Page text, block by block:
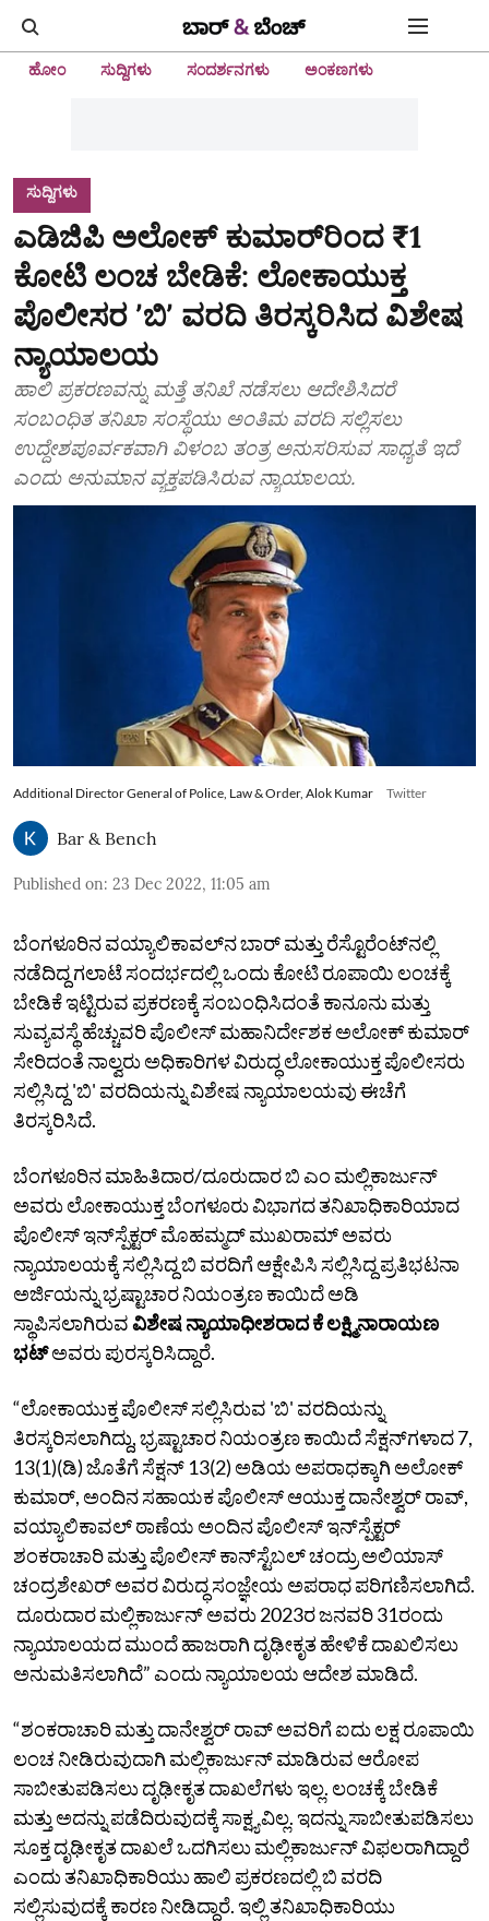
ಹೋಂ ಸುದ್ದಿಗಳು ಸಂದರ್ಶನಗಳು ಅಂಕಣಗಳು
ಸುದ್ದಿಗಳು
ಎಡಿಜಿಪಿ ಅಲೋಕ್‌ ಕುಮಾರ್‌ರಿಂದ ₹1
ಕೋಟಿ ಲಂಚ ಬೇಡಿಕೆ: ಲೋಕಾಯುಕ್ತ
ಪೊಲೀಸರ ʼಬಿʼ ವರದಿ ತಿರಸ್ಕರಿಸಿದ ವಿಶೇಷ
ನ್ಯಾಯಾಲಯ
ಹಾಲಿ ಪ್ರಕರಣವನ್ನು ಮತ್ತೆ ತನಿಖೆ ನಡೆಸಲು ಆದೇಶಿಸಿದರೆ
ಸಂಬಂಧಿತ ತನಿಖಾ ಸಂಸ್ಥೆಯು ಅಂತಿಮ ವರದಿ ಸಲ್ಲಿಸಲು
ಉದ್ದೇಶಪೂರ್ವಕವಾಗಿ ವಿಳಂಬ ತಂತ್ರ ಅನುಸರಿಸುವ ಸಾಧ್ಯತೆ ಇದೆ
ಎಂದು ಅನುಮಾನ ವ್ಯಕ್ತಪಡಿಸಿರುವ ನ್ಯಾಯಾಲಯ.
Additional Director General of Police, Law & Order, Alok Kumar Twitter
Bar & Bench
Published on: 23 Dec 2022, 11:05 am
ಬೆಂಗಳೂರಿನ ವಯ್ಯಾಲಿಕಾವಲ್‌ನ ಬಾರ್‌ ಮತ್ತು ರೆಸ್ಟೊರೆಂಟ್‌ನಲ್ಲಿ
ನಡೆದಿದ್ದ ಗಲಾಟೆ ಸಂದರ್ಭದಲ್ಲಿ ಒಂದು ಕೋಟಿ ರೂಪಾಯಿ ಲಂಚಕ್ಕೆ
ಬೇಡಿಕೆ ಇಟ್ಟಿರುವ ಪ್ರಕರಣಕ್ಕೆ ಸಂಬಂಧಿಸಿದಂತೆ ಕಾನೂನು ಮತ್ತು
ಸುವ್ಯವಸ್ಥೆ ಹೆಚ್ಚುವರಿ ಪೊಲೀಸ್‌ ಮಹಾನಿರ್ದೇಶಕ ಅಲೋಕ್‌ ಕುಮಾರ್‌
ಸೇರಿದಂತೆ ನಾಲ್ವರು ಅಧಿಕಾರಿಗಳ ವಿರುದ್ಧ ಲೋಕಾಯುಕ್ತ ಪೊಲೀಸರು
ಸಲ್ಲಿಸಿದ್ದ 'ಬಿ' ವರದಿಯನ್ನು ವಿಶೇಷ ನ್ಯಾಯಾಲಯವು ಈಚೆಗೆ
ತಿರಸ್ಕರಿಸಿದೆ.
ಬೆಂಗಳೂರಿನ ಮಾಹಿತಿದಾರ/ದೂರುದಾರ ಬಿ ಎಂ ಮಲ್ಲಿಕಾರ್ಜುನ್‌
ಅವರು ಲೋಕಾಯುಕ್ತ ಬೆಂಗಳೂರು ವಿಭಾಗದ ತನಿಖಾಧಿಕಾರಿಯಾದ
ಪೊಲೀಸ್‌ ಇನ್‌ಸ್ಪೆಕ್ಟರ್‌ ಮೊಹಮ್ಮದ್‌ ಮುಖರಾಮ್‌ ಅವರು
ನ್ಯಾಯಾಲಯಕ್ಕೆ ಸಲ್ಲಿಸಿದ್ದ ಬಿ ವರದಿಗೆ ಆಕ್ಷೇಪಿಸಿ ಸಲ್ಲಿಸಿದ್ದ ಪ್ರತಿಭಟನಾ
ಅರ್ಜಿಯನ್ನು ಭ್ರಷ್ಟಾಚಾರ ನಿಯಂತ್ರಣ ಕಾಯಿದೆ ಅಡಿ
ಸ್ಥಾಪಿಸಲಾಗಿರುವವಿಶೇಷ ನ್ಯಾಯಾಧೀಶರಾದ ಕೆ ಲಕ್ಷ್ಮಿನಾರಾಯಣ
ಭಟ್‌ಅವರು ಪುರಸ್ಕರಿಸಿದ್ದಾರೆ.
“ಲೋಕಾಯುಕ್ತ ಪೊಲೀಸ್‌ ಸಲ್ಲಿಸಿರುವ 'ಬಿ' ವರದಿಯನ್ನು
ತಿರಸ್ಕರಿಸಲಾಗಿದ್ದು, ಭ್ರಷ್ಟಾಚಾರ ನಿಯಂತ್ರಣ ಕಾಯಿದೆ ಸೆಕ್ಷನ್‌ಗಳಾದ 7,
13(1)(ಡಿ) ಜೊತೆಗೆ ಸೆಕ್ಷನ್‌ 13(2) ಅಡಿಯ ಅಪರಾಧಕ್ಕಾಗಿ ಅಲೋಕ್‌
ಕುಮಾರ್‌, ಅಂದಿನ ಸಹಾಯಕ ಪೊಲೀಸ್‌ ಆಯುಕ್ತ ದಾನೇಶ್ವರ್‌ ರಾವ್‌,
ವಯ್ಯಾಲಿಕಾವಲ್‌ ಠಾಣೆಯ ಅಂದಿನ ಪೊಲೀಸ್‌ ಇನ್‌ಸ್ಪೆಕ್ಟರ್‌
ಶಂಕರಾಚಾರಿ ಮತ್ತು ಪೊಲೀಸ್‌ ಕಾನ್‌ಸ್ಟೆಬಲ್‌ ಚಂದ್ರು ಅಲಿಯಾಸ್‌
ಚಂದ್ರಶೇಖರ್‌ ಅವರ ವಿರುದ್ಧ ಸಂಜ್ಞೇಯ ಅಪರಾಧ ಪರಿಗಣಿಸಲಾಗಿದೆ.
ದೂರುದಾರ ಮಲ್ಲಿಕಾರ್ಜುನ್‌ ಅವರು 2023ರ ಜನವರಿ 31ರಂದು
ನ್ಯಾಯಾಲಯದ ಮುಂದೆ ಹಾಜರಾಗಿ ದೃಢೀಕೃತ ಹೇಳಿಕೆ ದಾಖಲಿಸಲು
ಅನುಮತಿಸಲಾಗಿದೆ” ಎಂದು ನ್ಯಾಯಾಲಯ ಆದೇಶ ಮಾಡಿದೆ.
“ಶಂಕರಾಚಾರಿ ಮತ್ತು ದಾನೇಶ್ವರ್‌ ರಾವ್‌ ಅವರಿಗೆ ಐದು ಲಕ್ಷ ರೂಪಾಯಿ
ಲಂಚ ನೀಡಿರುವುದಾಗಿ ಮಲ್ಲಿಕಾರ್ಜುನ್‌ ಮಾಡಿರುವ ಆರೋಪ
ಸಾಬೀತುಪಡಿಸಲು ದೃಢೀಕೃತ ದಾಖಲೆಗಳು ಇಲ್ಲ. ಲಂಚಕ್ಕೆ ಬೇಡಿಕೆ
ಮತ್ತು ಅದನ್ನು ಪಡೆದಿರುವುದಕ್ಕೆ ಸಾಕ್ಷ್ಯವಿಲ್ಲ. ಇದನ್ನು ಸಾಬೀತುಪಡಿಸಲು
ಸೂಕ್ತ ದೃಢೀಕೃತ ದಾಖಲೆ ಒದಗಿಸಲು ಮಲ್ಲಿಕಾರ್ಜುನ್‌ ವಿಫಲರಾಗಿದ್ದಾರೆ
ಎಂದು ತನಿಖಾಧಿಕಾರಿಯು ಹಾಲಿ ಪ್ರಕರಣದಲ್ಲಿ ಬಿ ವರದಿ
ಸಲ್ಲಿಸುವುದಕ್ಕೆ ಕಾರಣ ನೀಡಿದ್ದಾರೆ. ಇಲ್ಲಿ ತನಿಖಾಧಿಕಾರಿಯು